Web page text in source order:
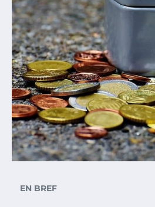
EN BREF